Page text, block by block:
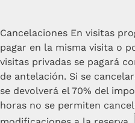
Cancelaciones En visitas
pagar en la misma visita o
visitas privadas se pagará
de antelación. Si se
se devolverá el 70% del
horas no se permiten